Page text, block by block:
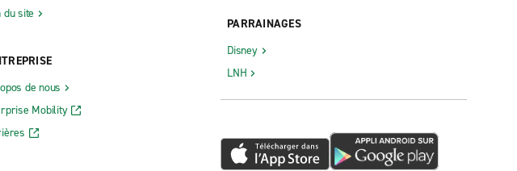
du site
de nous
Mobility
PARRAINAGES
Disney
LNH